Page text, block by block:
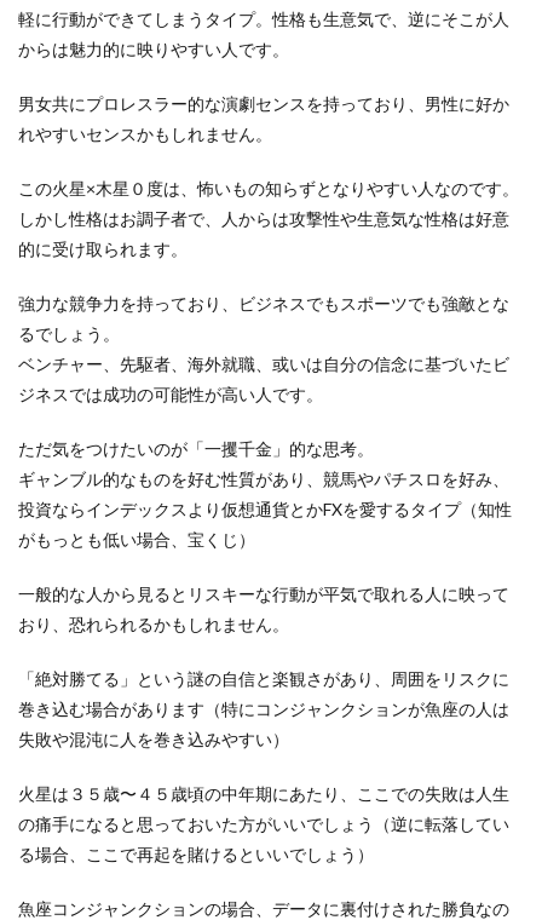
軽に行動ができてしまうタイプ。性格も生意気で、逆にそこが人
からは魅力的に映りやすい人です。
男女共にプロレスラー的な演劇センスを持っており、男性に好か
れやすいセンスかもしれません。
この火星×木星０度は、怖いもの知らずとなりやすい人なのです。
しかし性格はお調子者で、人からは攻撃性や生意気な性格は好意
的に受け取られます。
強力な競争力を持っており、ビジネスでもスポーツでも強敵とな
るでしょう。
ベンチャー、先駆者、海外就職、或いは自分の信念に基づいたビ
ジネスでは成功の可能性が高い人です。
ただ気をつけたいのが「一攫千金」的な思考。
ギャンブル的なものを好む性質があり、競馬やパチスロを好み、
投資ならインデックスより仮想通貨とかFXを愛するタイプ（知性
がもっとも低い場合、宝くじ）
一般的な人から見るとリスキーな行動が平気で取れる人に映って
おり、恐れられるかもしれません。
「絶対勝てる」という謎の自信と楽観さがあり、周囲をリスクに
巻き込む場合があります（特にコンジャンクションが魚座の人は
失敗や混沌に人を巻き込みやすい）
火星は３５歳〜４５歳頃の中年期にあたり、ここでの失敗は人生
の痛手になると思っておいた方がいいでしょう（逆に転落してい
る場合、ここで再起を賭けるといいでしょう）
魚座コンジャンクションの場合、データに裏付けされた勝負なの